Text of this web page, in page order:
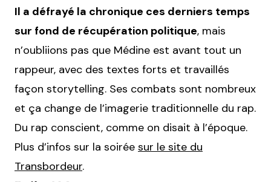
Il a défrayé la chronique ces derniers temps
sur fond de récupération politique, mais
n’oubliions pas que Médine est avant tout un
rappeur, avec des textes forts et travaillés
façon storytelling. Ses combats sont nombreux
et ça change de l’imagerie traditionnelle du rap.
Du rap conscient, comme on disait à l’époque.
Plus d’infos sur la soirée sur le site du
Transbordeur.